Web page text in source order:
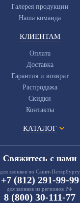
Галерея продукции
Наша команда
КЛИЕНТАМ
Оплата
Доставка
Гарантия и возврат
Распродажа
Скидки
Контакты
КАТАЛОГ
Свяжитесь с нами
для звонков по Санкт-Петербургу
+7 (812) 291-99-99
для звонков из регионов РФ
8 (800) 30-111-77